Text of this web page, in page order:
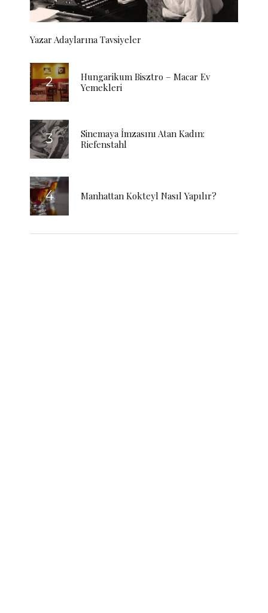
Yazar Adaylarına Tavsiyeler
Hungarikum Bisztro – Macar Ev
Yemekleri
Sinemaya İmzasını Atan Kadın:
Riefenstahl
Manhattan Kokteyl Nasıl Yapılır?